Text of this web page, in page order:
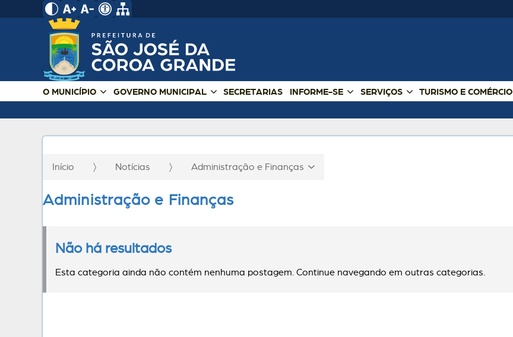
O MUNICÍPIO GOVERNO MUNICIPAL SECRETARIAS INFORME-SE SERVIÇOS TURISMO E COMÉRCIO
Início Notícias Administração e Finanças
Administração e Finanças
Não há resultados
Esta categoria ainda não contém nenhuma postagem. Continue navegando em outras categorias.